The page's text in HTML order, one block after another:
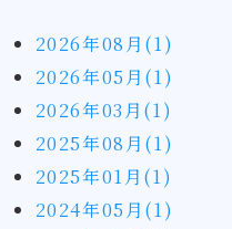
2026年08月(1)
2026年05月(1)
2026年03月(1)
2025年08月(1)
2025年01月(1)
2024年05月(1)